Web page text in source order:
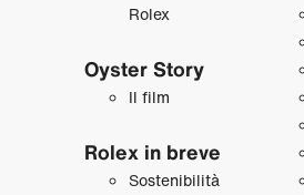
Rolex
Oyster Story
Il film
Rolex in breve
Sostenibilità